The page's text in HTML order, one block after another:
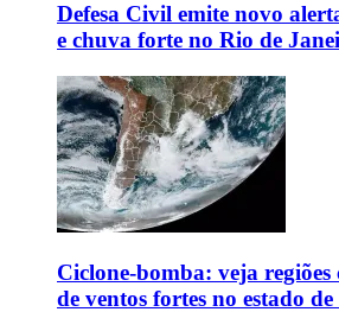
Defesa Civil emite novo
e chuva forte no Rio de
Ciclone-bomba: veja regiões
de ventos fortes no estado de